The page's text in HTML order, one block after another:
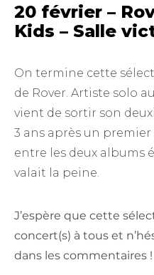
20 février –
Kids – Salle
On termine cette
de Rover. Artiste solo
vient de sortir son
3 ans après un
entre les deux albums
valait la peine.
J’espère que cette
concert(s) à tous et
dans les commentaires !